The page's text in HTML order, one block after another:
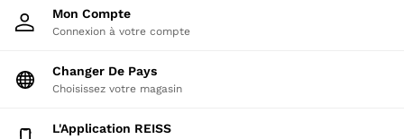
Mon Compte
Connexion à votre compte
Changer De Pays
Choisissez votre magasin
L'application REISS